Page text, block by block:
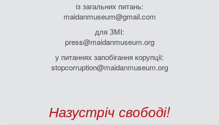
із загальних питань:
maidanmuseum@gmail.com
для ЗМІ:
press@maidanmuseum.org
у питаннях запобігання корупції:
stopcorruption@maidanmuseum.org
Назустріч свободі!